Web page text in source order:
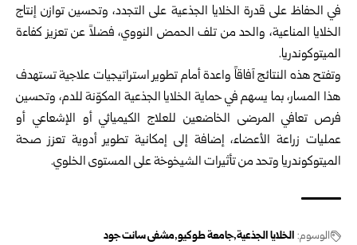
في الحفاظ على قدرة الخلايا الجذعية على التجدد، وتحسين توازن إنتاج
الخلايا المناعية، والحد من تلف الحمض النووي، فضلاً عن تعزيز كفاءة
الميتوكوندريا.
وتفتح هذه النتائج آفاقاً واعدة أمام تطوير استراتيجيات علاجية تستهدف
هذا المسار، بما يسهم في حماية الخلايا الجذعية المكوّنة للدم، وتحسين
فرص تعافي المرضى الخاضعين للعلاج الكيميائي أو الإشعاعي أو
عمليات زراعة الأعضاء، إضافة إلى إمكانية تطوير أدوية تعزز صحة
الميتوكوندريا وتحد من تأثيرات الشيخوخة على المستوى الخلوي.
الوسوم: الخلايا الجذعية جامعة طوكيو مشفى سانت جود